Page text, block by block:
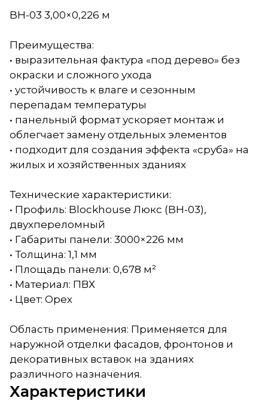
BH-03 3,00×0,226 м
Преимущества:
• выразительная фактура «под дерево» без
окраски и сложного ухода
• устойчивость к влаге и сезонным
перепадам температуры
• панельный формат ускоряет монтаж и
облегчает замену отдельных элементов
• подходит для создания эффекта «сруба» на
жилых и хозяйственных зданиях
Технические характеристики:
• Профиль: Blockhouse Люкс (BH-03),
двухпереломный
• Габариты панели: 3000×226 мм
• Толщина: 1,1 мм
• Площадь панели: 0,678 м²
• Материал: ПВХ
• Цвет: Орех
Область применения: Применяется для
наружной отделки фасадов, фронтонов и
декоративных вставок на зданиях
различного назначения.
Характеристики